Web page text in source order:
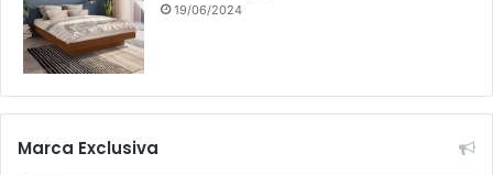
19/06/2024
Marca Exclusiva